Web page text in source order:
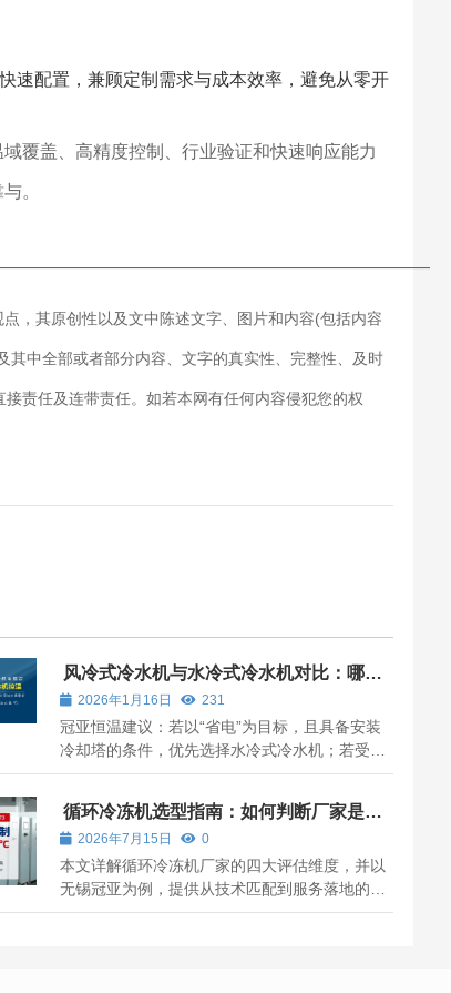
速配置，兼顾定制需求与成本效率，避免从零开
覆盖、高精度控制、行业验证和快速响应能力
。
，其原创性以及文中陈述文字、图片和内容(包括内容
中全部或者部分内容、文字的真实性、完整性、及时
责任及连带责任。如若本网有任何内容侵犯您的权
风冷式冷水机与水冷式冷水机对比：哪种
类型更省电？
2026年1月16日 231
冠亚恒温建议：若以“省电”为目标，且具备安装
冷却塔的条件，优先选择水冷式冷水机；若受限
于空间、水源或预算，则可选用有效风冷机型，
循环冷冻机选型指南：如何判断厂家是否
靠谱？
2026年7月15日 0
本文详解循环冷冻机厂家的四大评估维度，并以
无锡冠亚为例，提供从技术匹配到服务落地的完
整选型指南。